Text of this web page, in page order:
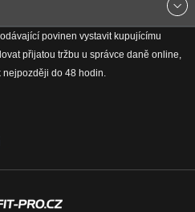
povinen vystavit kupujícímu
přijatou tržbu u správce daně online,
do 48 hodin.